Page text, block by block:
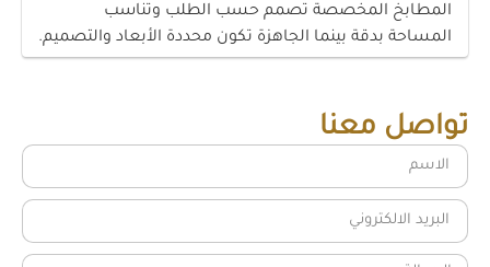
المطابخ المخصصة تصمم حسب الطلب وتناسب
المساحة بدقة بينما الجاهزة تكون محددة الأبعاد والتصميم.
تواصل معنا